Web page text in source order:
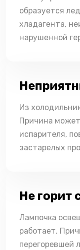
образуется
хладагента,
нарушенной
Из
Причина
испарителя,
застарелых
Не горит
Лампочка
работает.
перегоревшей